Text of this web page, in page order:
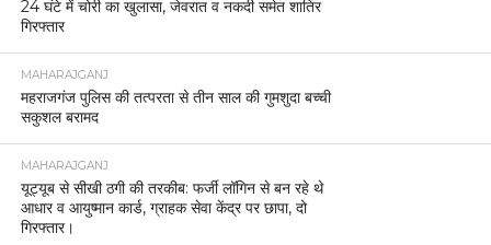
24 घंटे में चोरी का खुलासा, जेवरात व नकदी समेत शातिर
गिरफ्तार
MAHARAJGANJ
महराजगंज पुलिस की तत्परता से तीन साल की गुमशुदा बच्ची
सकुशल बरामद
MAHARAJGANJ
यूट्यूब से सीखी ठगी की तरकीब: फर्जी लॉगिन से बन रहे थे
आधार व आयुष्मान कार्ड, ग्राहक सेवा केंद्र पर छापा, दो
गिरफ्तार।